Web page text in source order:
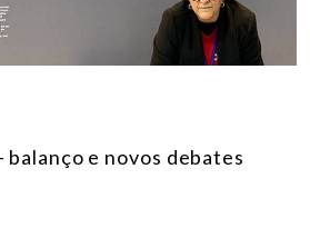
balanço e novos debates